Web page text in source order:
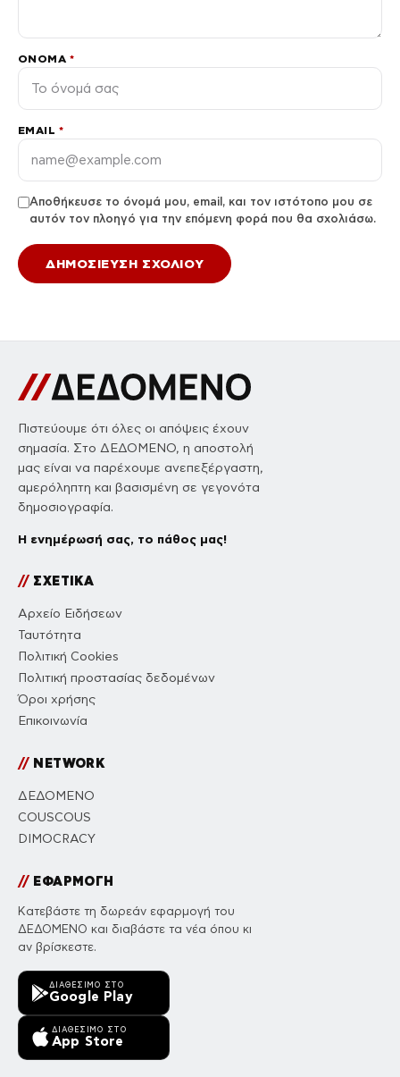
ΌΝΟΜΑ *
EMAIL *
Αποθήκευσε το όνομά μου, email, και τον ιστότοπο μου σε
αυτόν τον πλοηγό για την επόμενη φορά που θα σχολιάσω.
Πιστεύουμε ότι όλες οι απόψεις έχουν
σημασία. Στο ΔΕΔΟΜΕΝΟ, η αποστολή
μας είναι να παρέχουμε ανεπεξέργαστη,
αμερόληπτη και βασισμένη σε γεγονότα
δημοσιογραφία.
Η ενημέρωσή σας, το πάθος μας!
//ΣΧΕΤΙΚΑ
Αρχείο Ειδήσεων
Ταυτότητα
Πολιτική Cookies
Πολιτική προστασίας δεδομένων
Όροι χρήσης
Επικοινωνία
//NETWORK
ΔΕΔΟΜΕΝΟ
COUSCOUS
DIMOCRACY
//ΕΦΑΡΜΟΓΗ
Κατεβάστε τη δωρεάν εφαρμογή του
ΔΕΔΟΜΕΝΟ και διαβάστε τα νέα όπου κι
αν βρίσκεστε.
ΔΙΑΘΈΣΙΜΟ ΣΤΟ
Google Play
ΔΙΑΘΈΣΙΜΟ ΣΤΟ
App Store